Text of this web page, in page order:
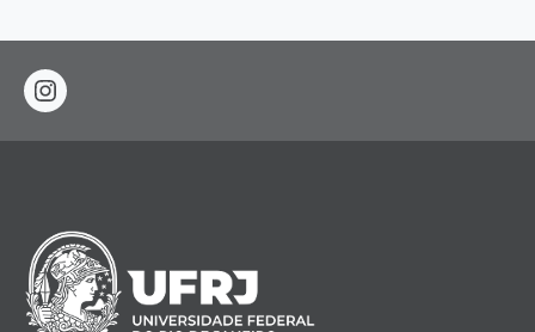
instagram